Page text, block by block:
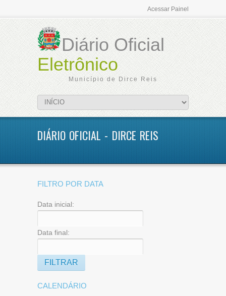
Acessar Painel
Diário Oficial
Eletrônico
Município de Dirce Reis
DIÁRIO OFICIAL - DIRCE REIS
FILTRO POR DATA
Data inicial:
Data final:
CALENDÁRIO